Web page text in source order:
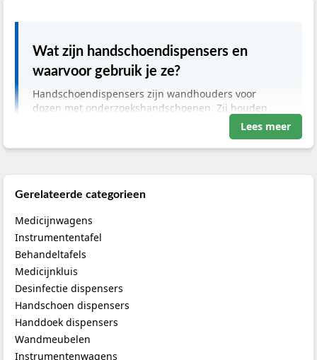
Gerelateerde categorieen
Medicijnwagens
Instrumententafel
Behandeltafels
Medicijnkluis
Desinfectie dispensers
Handschoen dispensers
Handdoek dispensers
Wandmeubelen
Instrumentenwagens
Wat zijn handschoendispensers en
waarvoor gebruik je ze?
Handschoendispensers zijn wandhouders voor
dozen met onderzoekshandschoenen. Zij houden
handschoendozen van werkbladen en maken de
juiste maat snel bereikbaar tijdens zorg- en
hygiënehandelingen. Zorgprofessionals gebruiken
behandelkamers, verpleegafdelingen,
tandartspraktijken, laboratoria en veterinaire
doosmaat, capaciteit, materiaal en reinigbaarheid.
Belangrijkste informatie
Categorie:Wandhouders en dispensers voor
handschoendozen
Toepassing:
onderzoekshandschoenen
Lees meer